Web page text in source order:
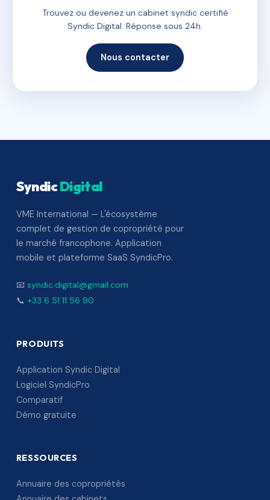
Trouvez ou devenez un cabinet syndic certifié
Syndic Digital. Réponse sous 24h.
Nous contacter
SyndicDigital
VME International — L'écosystème
complet de gestion de copropriété pour
le marché francophone. Application
mobile et plateforme SaaS SyndicPro.
📧 syndic.digital@gmail.com
📞 +33 6 51 11 56 90
PRODUITS
Application Syndic Digital
Logiciel SyndicPro
Comparatif
Démo gratuite
RESSOURCES
Annuaire des copropriétés